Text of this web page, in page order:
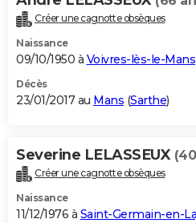
Créer une cagnotte obsèques
Naissance
09/10/1950 à Voivres-lès-le-Mans
Décès
23/01/2017 au Mans (Sarthe)
Severine LELASSEUX
Créer une cagnotte obsèques
Naissance
11/12/1976 à Saint-Germain-en-